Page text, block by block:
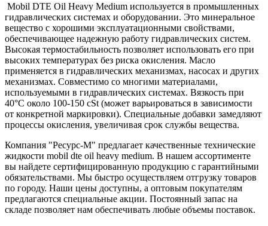
Mobil DTE Oil Heavy Medium используется в промышленных
гидравлических системах и оборудовании. Это минеральное
вещество с хорошими эксплуатационными свойствами,
обеспечивающее надежную работу гидравлических систем.
Высокая термостабильность позволяет использовать его при
высоких температурах без риска окисления. Масло
применяется в гидравлических механизмах, насосах и других
механизмах. Совместимо со многими материалами,
используемыми в гидравлических системах. Вязкость при
40°C около 100-150 cSt (может варьироваться в зависимости
от конкретной маркировки). Специальные добавки замедляют
процессы окисления, увеличивая срок службы вещества.
Компания "Ресурс-М" предлагает качественные технические
жидкости mobil dte oil heavy medium. В нашем ассортименте
вы найдете сертифицированную продукцию с гарантийными
обязательствами. Мы быстро осуществляем отгрузку товаров
по городу. Наши цены доступны, а оптовым покупателям
предлагаются специальные акции. Постоянный запас на
складе позволяет нам обеспечивать любые объемы поставок.